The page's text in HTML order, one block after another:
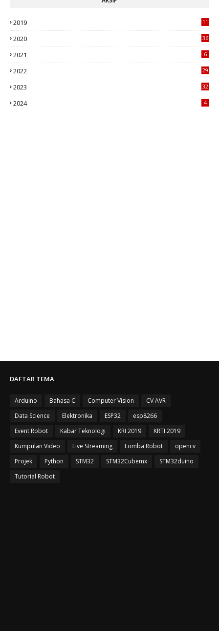
2019
11
2020 36
2021 6
2022 29
2023 32
2024 4
DAFTAR TEMA
Arduino Bahasa C Computer Vision
CV AVR
Data Science
Elektronika ESP32
esp8266
Event Robot
Kabar Teknologi KRI 2019
KRTI 2019
Kumpulan Video
Live Streaming Lomba Robot
opencv
Projek
Python STM32 STM32Cubemx
STM32duino
Tutorial Robot